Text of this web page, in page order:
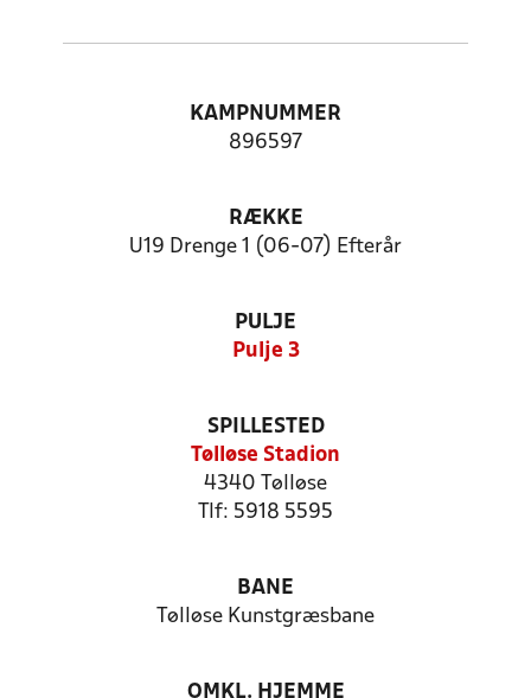
KAMPNUMMER
896597
RÆKKE
U19 Drenge 1 (06-07) Efterår
PULJE
Pulje 3
SPILLESTED
Tølløse Stadion
4340 Tølløse
Tlf: 5918 5595
BANE
Tølløse Kunstgræsbane
OMKL. HJEMME